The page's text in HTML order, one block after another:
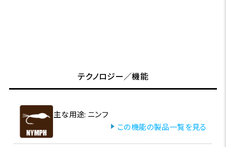
テクノロジー／機能
主な用途: ニンフ
この機能の製品一覧を見る